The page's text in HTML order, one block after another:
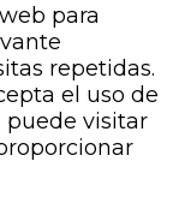
para
repetidas.
el uso de
puede visitar